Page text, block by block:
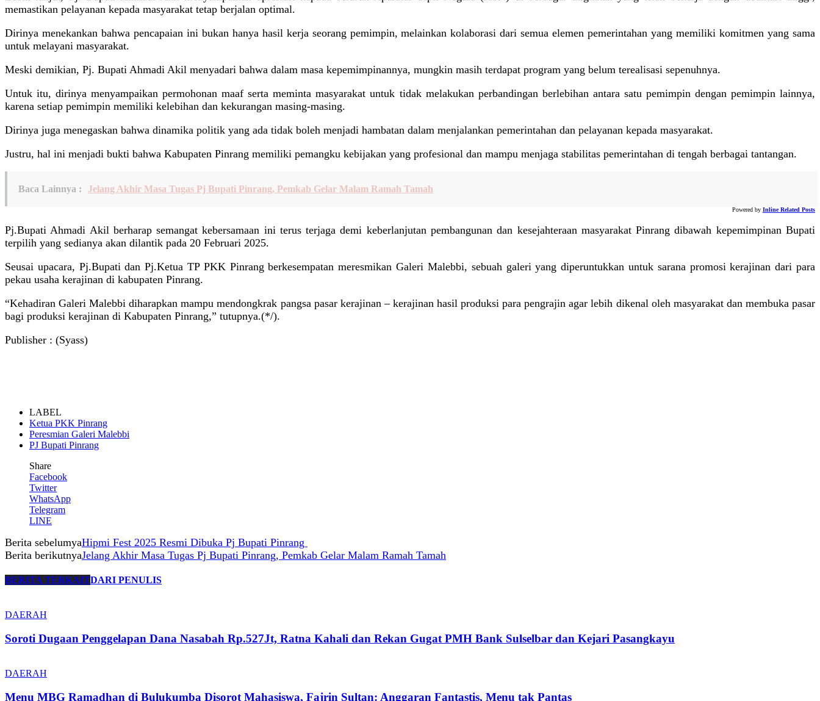
memastikan pelayanan kepada masyarakat tetap berjalan optimal.
Dirinya menekankan bahwa pencapaian ini bukan hanya hasil kerja seorang pemimpin, melainkan kolaborasi dari semua elemen pemerintahan yang memiliki komitmen yang sama
untuk melayani masyarakat.
Meski demikian, Pj. Bupati Ahmadi Akil menyadari bahwa dalam masa kepemimpinannya, mungkin masih terdapat program yang belum terealisasi sepenuhnya.
Untuk itu, dirinya menyampaikan permohonan maaf serta meminta masyarakat untuk tidak melakukan perbandingan berlebihan antara satu pemimpin dengan pemimpin lainnya,
karena setiap pemimpin memiliki kelebihan dan kekurangan masing-masing.
Dirinya juga menegaskan bahwa dinamika politik yang ada tidak boleh menjadi hambatan dalam menjalankan pemerintahan dan pelayanan kepada masyarakat.
Justru, hal ini menjadi bukti bahwa Kabupaten Pinrang memiliki pemangku kebijakan yang profesional dan mampu menjaga stabilitas pemerintahan di tengah berbagai tantangan.
Baca Lainnya : Jelang Akhir Masa Tugas Pj Bupati Pinrang, Pemkab Gelar Malam Ramah Tamah
Powered by Inline Related Posts
Pj.Bupati Ahmadi Akil berharap semangat kebersamaan ini terus terjaga demi keberlanjutan pembangunan dan kesejahteraan masyarakat Pinrang dibawah kepemimpinan Bupati
terpilih yang sedianya akan dilantik pada 20 Februari 2025.
Seusai upacara, Pj.Bupati dan Pj.Ketua TP PKK Pinrang berkesempatan meresmikan Galeri Malebbi, sebuah galeri yang diperuntukkan untuk sarana promosi kerajinan dari para
pekau usaha kerajinan di kabupaten Pinrang.
“Kehadiran Galeri Malebbi diharapkan mampu mendongkrak pangsa pasar kerajinan – kerajinan hasil produksi para pengrajin agar lebih dikenal oleh masyarakat dan membuka pasar
bagi produksi kerajinan di Kabupaten Pinrang,” tutupnya.(*/).
Publisher : (Syass)
LABEL
Ketua PKK Pinrang
Peresmian Galeri Malebbi
PJ Bupati Pinrang
Share
Facebook
Twitter
WhatsApp
Telegram
LINE
Berita sebelumyaHipmi Fest 2025 Resmi Dibuka Pj Bupati Pinrang
Berita berikutnyaJelang Akhir Masa Tugas Pj Bupati Pinrang, Pemkab Gelar Malam Ramah Tamah
BERITA TERKAITDARI PENULIS
DAERAH
Soroti Dugaan Penggelapan Dana Nasabah Rp.527Jt, Ratna Kahali dan Rekan Gugat PMH Bank Sulselbar dan Kejari Pasangkayu
DAERAH
Menu MBG Ramadhan di Bulukumba Disorot Mahasiswa, Fajrin Sultan: Anggaran Fantastis, Menu tak Pantas